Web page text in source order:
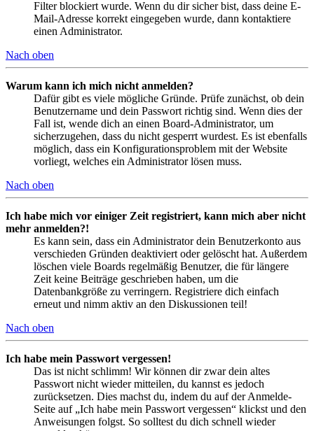
Filter blockiert wurde. Wenn du dir sicher bist, dass deine E-
Mail-Adresse korrekt eingegeben wurde, dann kontaktiere
einen Administrator.
Nach oben
Warum kann ich mich nicht anmelden?
Dafür gibt es viele mögliche Gründe. Prüfe zunächst, ob dein
Benutzername und dein Passwort richtig sind. Wenn dies der
Fall ist, wende dich an einen Board-Administrator, um
sicherzugehen, dass du nicht gesperrt wurdest. Es ist ebenfalls
möglich, dass ein Konfigurationsproblem mit der Website
vorliegt, welches ein Administrator lösen muss.
Nach oben
Ich habe mich vor einiger Zeit registriert, kann mich aber nicht
mehr anmelden?!
Es kann sein, dass ein Administrator dein Benutzerkonto aus
verschieden Gründen deaktiviert oder gelöscht hat. Außerdem
löschen viele Boards regelmäßig Benutzer, die für längere
Zeit keine Beiträge geschrieben haben, um die
Datenbankgröße zu verringern. Registriere dich einfach
erneut und nimm aktiv an den Diskussionen teil!
Nach oben
Ich habe mein Passwort vergessen!
Das ist nicht schlimm! Wir können dir zwar dein altes
Passwort nicht wieder mitteilen, du kannst es jedoch
zurücksetzen. Dies machst du, indem du auf der Anmelde-
Seite auf „Ich habe mein Passwort vergessen“ klickst und den
Anweisungen folgst. So solltest du dich schnell wieder